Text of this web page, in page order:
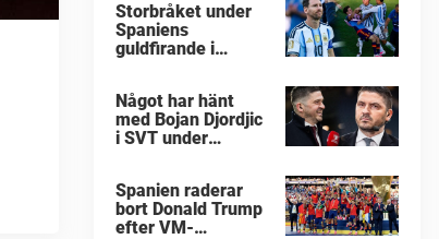
Storbråket under
Spaniens
guldfirande i
Något har hänt
med Bojan Djordjic
i SVT under
Spanien raderar
bort Donald Trump
efter VM-